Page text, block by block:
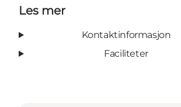
Les mer
Kontaktinformasjon
Faciliteter